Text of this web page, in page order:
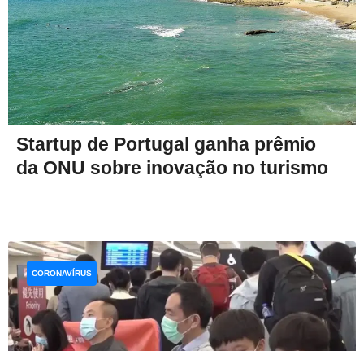
Startup de Portugal ganha prêmio
da ONU sobre inovação no turismo
CORONAVÍRUS